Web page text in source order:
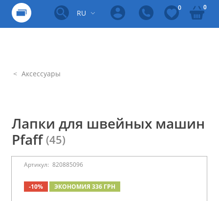
RU
0 0
Аксессуары
Лапки для швейных машин
Pfaff (45)
Артикул: 820885096
-10% ЭКОНОМИЯ 336 ГРН